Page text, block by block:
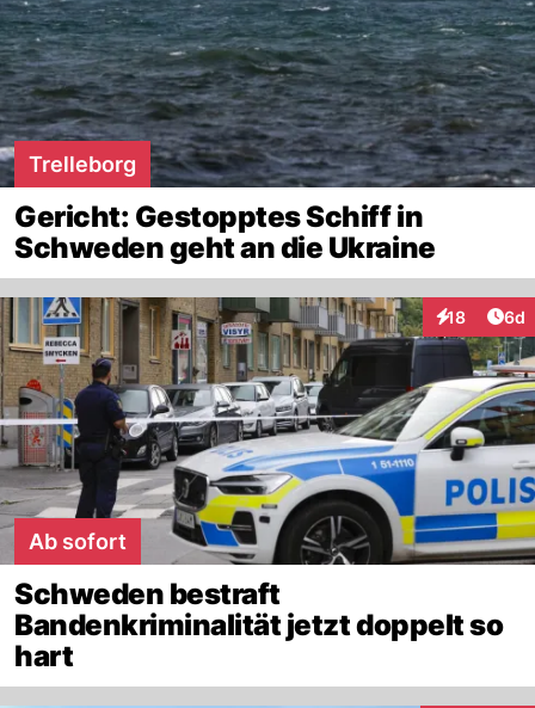
Trelleborg
Gericht: Gestopptes Schiff in
Schweden geht an die Ukraine
18
Interaktionen
6d
Ab sofort
Schweden bestraft
Bandenkriminalität jetzt doppelt so
hart